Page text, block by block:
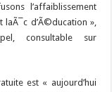
l’affaiblissement
laÃ¯c d’Ã©ducation »,
consultable sur
est « aujourd’hui